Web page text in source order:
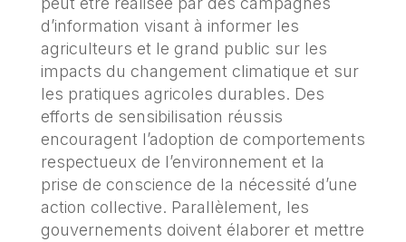
d’information visant à informer les
agriculteurs et le grand public sur les
impacts du changement climatique et sur
les pratiques agricoles durables. Des
efforts de sensibilisation réussis
encouragent l’adoption de comportements
respectueux de l’environnement et la
prise de conscience de la nécessité d’une
action collective. Parallèlement, les
gouvernements doivent élaborer et mettre